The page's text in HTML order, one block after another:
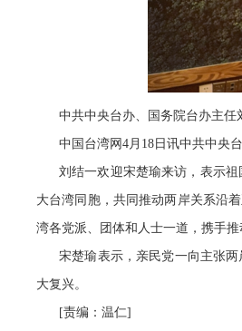
中共中央台办、国务院台办主
中国台湾网4月18日讯中共中央
刘结一欢迎宋楚瑜来访，表示
大台湾同胞，共同推动两岸关系沿
湾各党派、团体和人士一道，携手
宋楚瑜表示，亲民党一向主张
大复兴。
[责编：温仁]